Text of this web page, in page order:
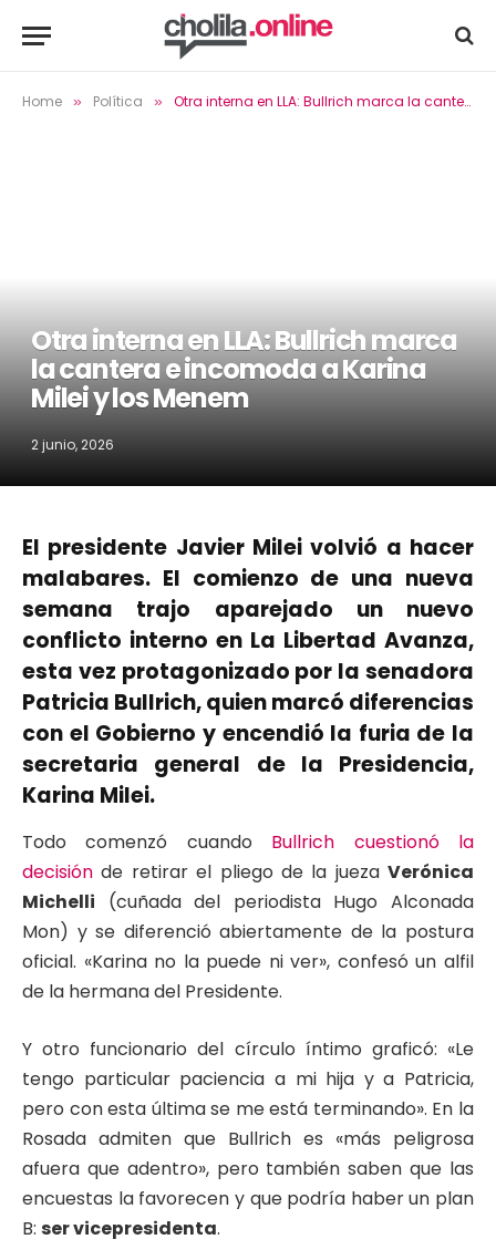
Home » Política » Otra interna en LLA: Bullrich marca la cantera e incomoda a Karina Milei y los Menem
Otra interna en LLA: Bullrich marca
la cantera e incomoda a Karina
Milei y los Menem
2 junio, 2026
El presidente Javier Milei volvió a hacer
malabares. El comienzo de una nueva
semana trajo aparejado un nuevo
conflicto interno en La Libertad Avanza,
esta vez protagonizado por la senadora
Patricia Bullrich, quien marcó diferencias
con el Gobierno y encendió la furia de la
secretaria general de la Presidencia,
Karina Milei.
Todo comenzó cuando Bullrich cuestionó la
decisión de retirar el pliego de la jueza Verónica
Michelli (cuñada del periodista Hugo Alconada
Mon) y se diferenció abiertamente de la postura
oficial. «Karina no la puede ni ver», confesó un alfil
de la hermana del Presidente.
Y otro funcionario del círculo íntimo graficó: «Le
tengo particular paciencia a mi hija y a Patricia,
pero con esta última se me está terminando». En la
Rosada admiten que Bullrich es «más peligrosa
afuera que adentro», pero también saben que las
encuestas la favorecen y que podría haber un plan
B: ser vicepresidenta.